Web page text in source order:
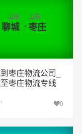
山东
聊城→
山东
枣庄
枣庄物流公司_
枣庄物流专线
+ 0
查看详细